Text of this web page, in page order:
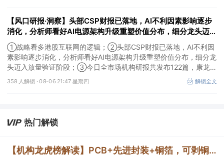
【风口研报·洞察】头部CSP财报已落地，AI不利因素影响逐步
消化，分析师看好AI电源架构升级重塑价值分布，细分龙头迈入
放量验证阶段；战略看多港股互联网的逻辑
①战略看多港股互联网的逻辑；②头部CSP财报已落地，AI不利因
素影响逐步消化，分析师看好AI电源架构升级重塑价值分布，细分龙
头迈入放量验证阶段；③今日全市场机构研报共发布122篇，康龙化
成、江淮汽车评级得到上调，9家公司获得首度覆盖，其中乔锋智能
获新财富分析师深度覆盖；④在个股机构关注度排行中，华峰化学
358 人解锁 ·08-06 21:47 星期四 解锁全文
热门解锁
【机构龙虎榜解读】PCB+先进封装+铜箔，可剥铜产品通过了部分覆铜板厂商、载板厂商及相关芯片终端的认证，持续获得小批量订单，主要应用场景包括芯片封装光模块用PCB，机构大额净买入这家公司